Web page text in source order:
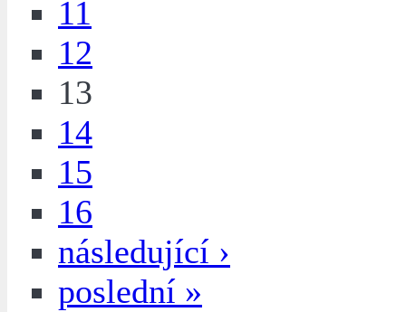
11
12
13
14
15
16
následující ›
poslední »